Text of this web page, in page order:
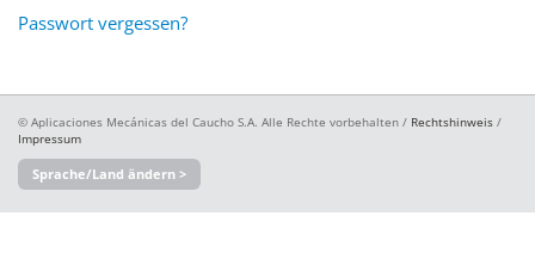
Passwort vergessen?
© Aplicaciones Mecánicas del Caucho S.A. Alle Rechte vorbehalten / Rechtshinweis /
Impressum
Sprache/Land ändern >